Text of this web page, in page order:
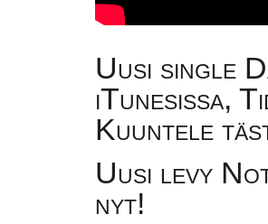
Uusi single
iTunesissa,
Kuuntele
Uusi levy
nyt!